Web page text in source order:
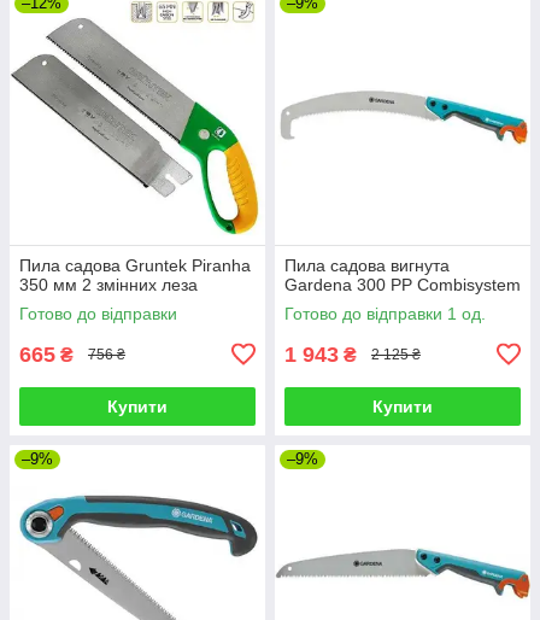
Пила садова Gruntek Piranha
350 мм 2 змінних леза
Готово до відправки
665 ₴ 756 ₴
Купити
Пила садова вигнута
Gardena 300 PP Combisystem
Готово до відправки 1 од.
1 943 ₴ 2 125 ₴
Купити
–9% –9%